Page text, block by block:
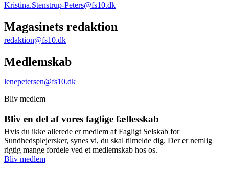
Kristina.Stenstrup-Peters@fs10.dk
Magasinets redaktion
redaktion@fs10.dk
Medlemskab
lenepetersen@fs10.dk
Bliv medlem
Bliv en del af vores faglige fællesskab
Hvis du ikke allerede er medlem af Fagligt Selskab for
Sundhedsplejersker, synes vi, du skal tilmelde dig. Der er nemlig
rigtig mange fordele ved et medlemskab hos os.
Bliv medlem